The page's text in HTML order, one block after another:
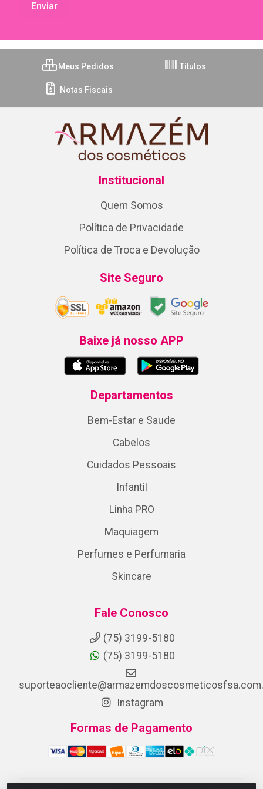
Meus Pedidos Títulos
Notas Fiscais
Institucional
Quem Somos
Política de Privacidade
Política de Troca e Devolução
Site Seguro
Baixe já nosso APP
Departamentos
Bem-Estar e Saude
Cabelos
Cuidados Pessoais
Infantil
Linha PRO
Maquiagem
Perfumes e Perfumaria
Skincare
Fale Conosco
(75) 3199-5180
(75) 3199-5180
Instagram
Formas de Pagamento